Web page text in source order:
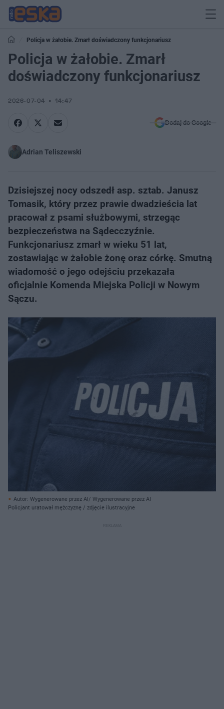
Policja w żałobie. Zmarł doświadczony funkcjonariusz
Policja w żałobie. Zmarł
doświadczony funkcjonariusz
2026-07-04 14:47
Dodaj do Google
Adrian Teliszewski
Dzisiejszej nocy odszedł asp. sztab. Janusz
Tomasik, który przez prawie dwadzieścia lat
pracował z psami służbowymi, strzegąc
bezpieczeństwa na Sądecczyźnie.
Funkcjonariusz zmarł w wieku 51 lat,
zostawiając w żałobie żonę oraz córkę. Smutną
wiadomość o jego odejściu przekazała
oficjalnie Komenda Miejska Policji w Nowym
Sączu.
Autor: Wygenerowane przez AI/ Wygenerowane przez AI
Policjant uratował mężczyznę / zdjęcie ilustracyjne